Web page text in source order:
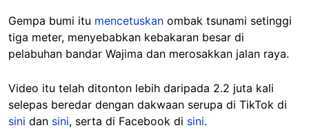
Gempa bumi itu mencetuskan ombak tsunami setinggi
tiga meter, menyebabkan kebakaran besar di
pelabuhan bandar Wajima dan merosakkan jalan raya.
Video itu telah ditonton lebih daripada 2.2 juta kali
selepas beredar dengan dakwaan serupa di TikTok di
sini dan sini, serta di Facebook di sini.